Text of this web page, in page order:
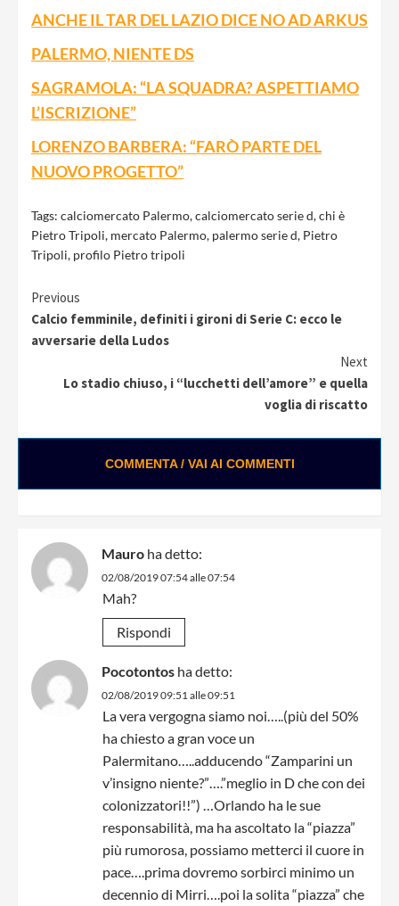
ANCHE IL TAR DEL LAZIO DICE NO AD ARKUS
PALERMO, NIENTE DS
SAGRAMOLA: “LA SQUADRA? ASPETTIAMO
L’ISCRIZIONE”
LORENZO BARBERA: “FARÒ PARTE DEL
NUOVO PROGETTO”
Tags: calciomercato Palermo,calciomercato serie d,chi è
Pietro Tripoli, mercato Palermo, palermo serie d, Pietro
Tripoli, profilo Pietro tripoli
Continue
Reading
Previous
Calcio femminile, definiti i gironi di Serie C: ecco le
avversarie della Ludos
Next
Lo stadio chiuso, i “lucchetti dell’amore” e quella
voglia di riscatto
COMMENTA / VAI AI COMMENTI
Mauro ha detto:
02/08/2019 07:54 alle 07:54
Mah?
Rispondi
Pocotontos ha detto:
02/08/2019 09:51 alle 09:51
La vera vergogna siamo noi…..(più del 50%
ha chiesto a gran voce un
Palermitano…..adducendo “Zamparini un
v’insigno niente?”….”meglio in D che con dei
colonizzatori!!”) …Orlando ha le sue
responsabilità, ma ha ascoltato la “piazza”
più rumorosa, possiamo metterci il cuore in
pace….prima dovremo sorbirci minimo un
decennio di Mirri….poi la solita “piazza” che